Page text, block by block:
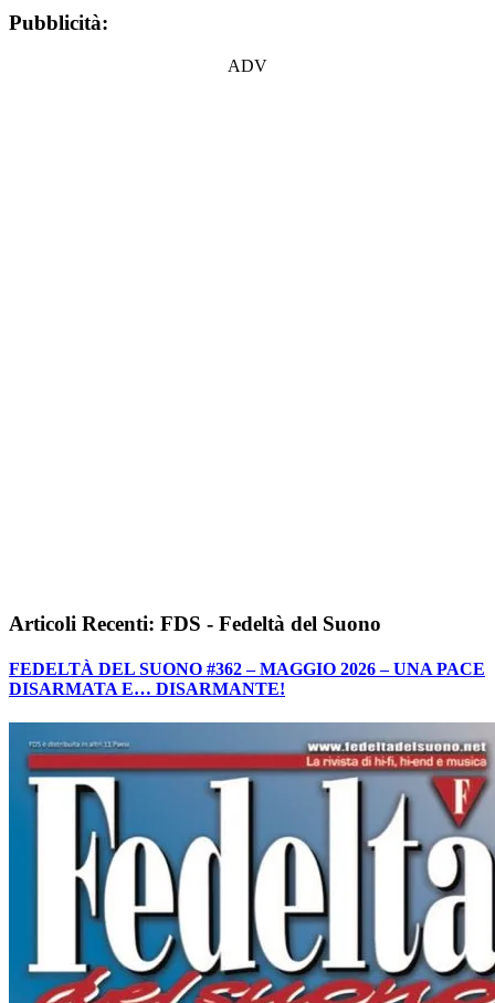
Pubblicità:
ADV
Articoli Recenti: FDS - Fedeltà del Suono
FEDELTÀ DEL SUONO #362 – MAGGIO 2026 – UNA PACE
DISARMATA E… DISARMANTE!